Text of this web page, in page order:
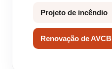
Projeto de incêndio
Renovação de AVCB